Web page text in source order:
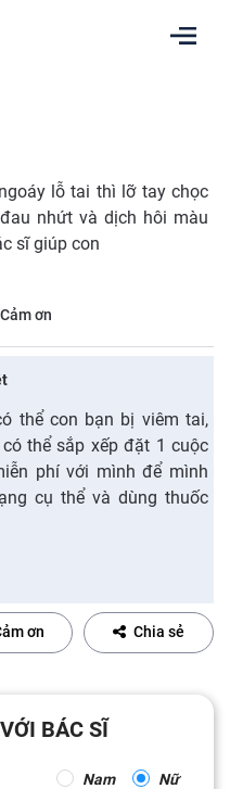
lỗ tai thì lỡ tay chọc
nhứt và dịch hôi màu
sĩ giúp con
Cảm ơn
thể con bạn bị viêm tai,
thể sắp xếp đặt 1 cuộc
phí với mình để mình
cụ thể và dùng thuốc
ơn Chia sẻ
BÁC SĨ
Nam Nữ